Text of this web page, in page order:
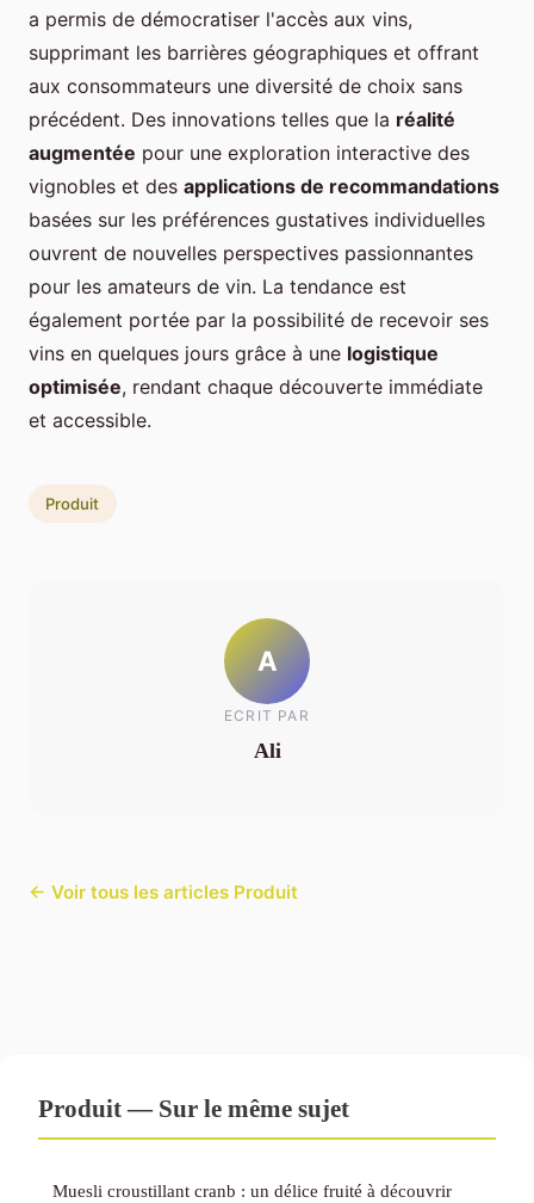
a permis de démocratiser l'accès aux vins,
supprimant les barrières géographiques et offrant
aux consommateurs une diversité de choix sans
précédent. Des innovations telles que la réalité
augmentée pour une exploration interactive des
vignobles et des applications de recommandations
basées sur les préférences gustatives individuelles
ouvrent de nouvelles perspectives passionnantes
pour les amateurs de vin. La tendance est
également portée par la possibilité de recevoir ses
vins en quelques jours grâce à une logistique
optimisée, rendant chaque découverte immédiate
et accessible.
Produit
A
ECRIT PAR
Ali
← Voir tous les articles Produit
Produit — Sur le même sujet
Muesli croustillant cranb : un délice fruité à découvrir